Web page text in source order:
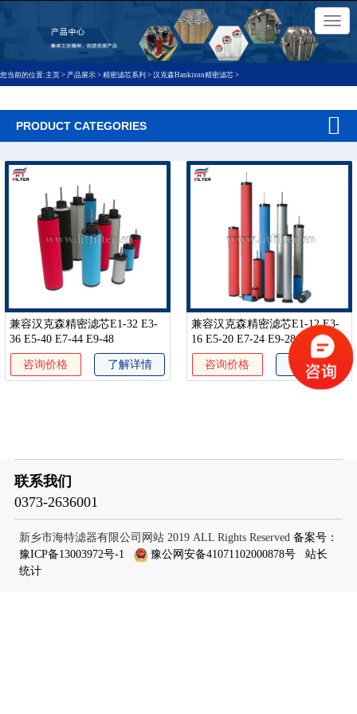
切
换
导
×
您当前的位置:主页 > 产品展示 > 精密滤芯系列 > 汉克森Hankison精密滤芯 >
PRODUCT CATEGORIES
兼容汉克森精密滤芯E1-32 E3-
36 E5-40 E7-44 E9-48
咨询价格 了解详情
兼容汉克森精密滤芯E1-12 E3-
16 E5-20 E7-24 E9-28
咨询价格 了解详情
联系我们
0373-2636001
新乡市海特滤器有限公司网站 2019 ALL Rights Reserved 备案号：
豫ICP备13003972号-1
豫公网安备41071102000878号
站长
统计